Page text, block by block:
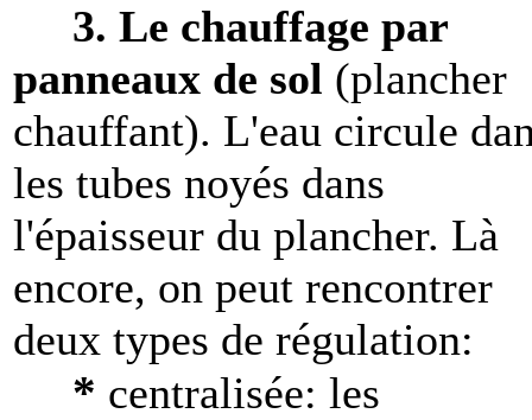
3. Le chauffage par
panneaux de sol (plancher
chauffant). L'eau circule
les tubes noyés dans
l'épaisseur du plancher. Là
encore, on peut rencontrer
deux types de régulation:
* centralisée: les